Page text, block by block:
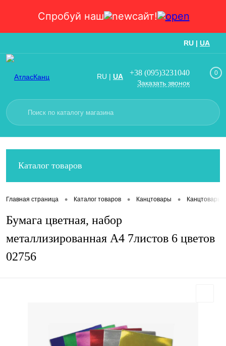
Спробуй наш сайт!
RU | UA
RU | UA +38 (095)3231040
Заказать звонок
0
Каталог товаров
Главная страница • Каталог товаров • Канцтовары • Канцтовары
Бумага цветная, набор
металлизированная А4 7листов 6 цветов
02756